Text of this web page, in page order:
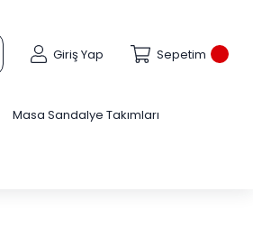
Giriş Yap Sepetim
Masa Sandalye Takımları